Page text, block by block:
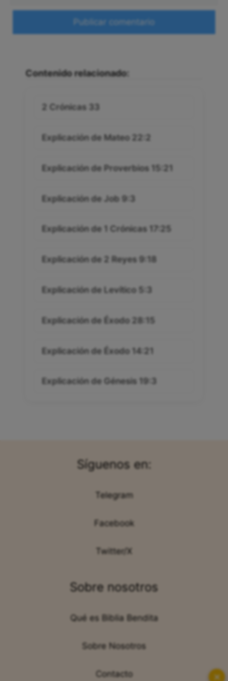
Contenido relacionado:
2 Crónicas 33
Explicación de Mateo 22:2
Explicación de Proverbios 15:21
Explicación de Job 9:3
Explicación de 1 Crónicas 17:25
Explicación de 2 Reyes 9:18
Explicación de Levítico 5:3
Explicación de Éxodo 28:15
Explicación de Éxodo 14:21
Explicación de Génesis 19:3
Síguenos en:
Telegram
Facebook
Twitter/X
Sobre nosotros
Qué es Biblia Bendita
Sobre Nosotros
Contacto ✕